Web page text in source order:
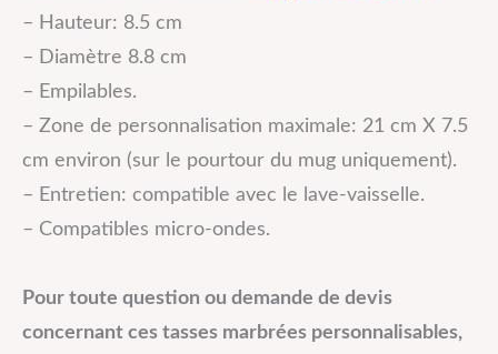
– Hauteur: 8.5 cm
– Diamètre 8.8 cm
– Empilables.
– Zone de personnalisation maximale: 21 cm X 7.5
cm environ (sur le pourtour du mug uniquement).
– Entretien: compatible avec le lave-vaisselle.
– Compatibles micro-ondes.
Pour toute question ou demande de devis
concernant ces tasses marbrées personnalisables,